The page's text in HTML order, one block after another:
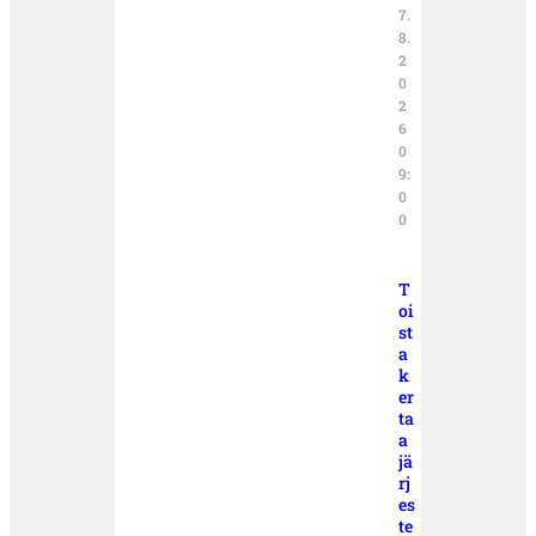
7.
8.
2
0
2
6
0
9:
0
0
T
oi
st
a
k
er
ta
a
jä
rj
es
te